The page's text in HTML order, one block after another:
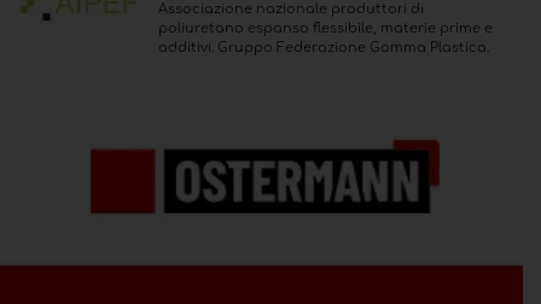
Associazione nazionale produttori di
poliuretano espanso flessibile, materie prime e
additivi. Gruppo Federazione Gomma Plastica.